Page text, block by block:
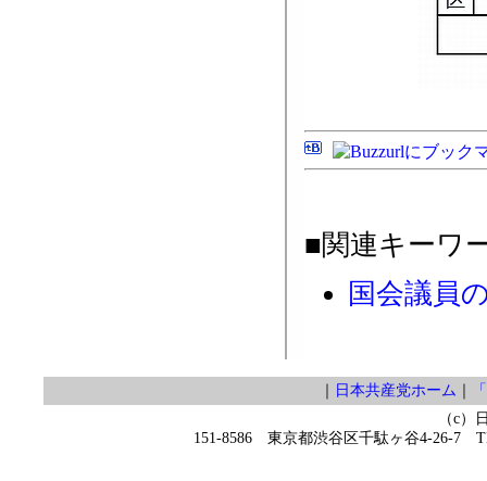
■関連キーワ
国会議員
｜ 日本共産党ホーム ｜
（c）
151-8586 東京都渋谷区千駄ヶ谷4-26-7